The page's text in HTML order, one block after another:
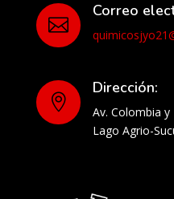

Correo

Dirección:
Av. Colombia y
Lago Agrio-